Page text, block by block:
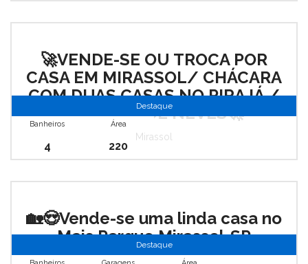
🚀VENDE-SE OU TROCA POR
CASA EM MIRASSOL/ CHÁCARA
COM DUAS CASAS NO PIRAJÁ /
DISTRITO DE NEVES🚀
Mirassol
Destaque
Banheiros
4
Área
220
🏡😍Vende-se uma linda casa no
Mais Parque Mirassol-SP
Mirassol Mais Parque
Destaque